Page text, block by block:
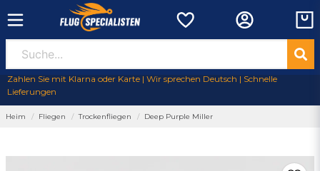
Zahlen Sie mit Klarna oder Karte | Wir sprechen Deutsch | Schnelle
Lieferungen
Heim Fliegen Trockenfliegen Deep Purple Miller